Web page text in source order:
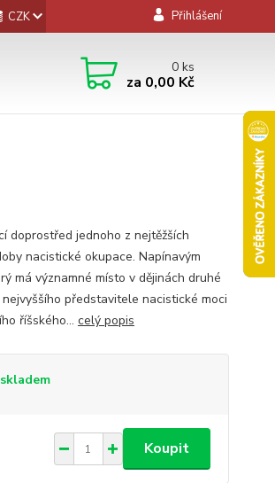
CZK Přihlášení
0ks
za 0,00 Kč
doprostřed jednoho z nejtěžších
nacistické okupace. Napínavým
má významné místo v dějinách druhé
představitele nacistické moci
říšského... celý popis
skladem
Koupit